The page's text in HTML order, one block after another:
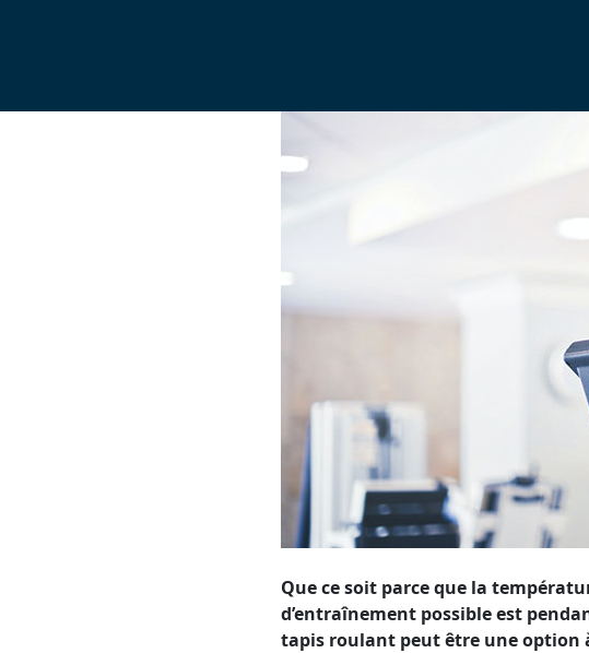
Que ce soit parce que la
d’entraînement possible est
tapis roulant peut être une option